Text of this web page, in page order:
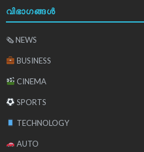
വിഭാഗങ്ങൾ
🗞 NEWS
BUSINESS
CINEMA
SPORTS
TECHNOLOGY
AUTO